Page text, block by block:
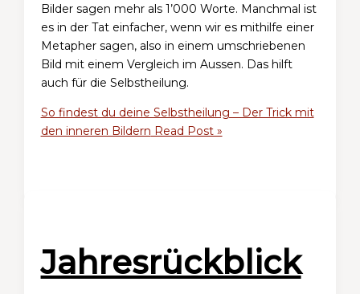
Bilder sagen mehr als 1’000 Worte. Manchmal ist
es in der Tat einfacher, wenn wir es mithilfe einer
Metapher sagen, also in einem umschriebenen
Bild mit einem Vergleich im Aussen. Das hilft
auch für die Selbstheilung.
So findest du deine Selbstheilung – Der Trick mit
den inneren Bildern Read Post »
Jahresrückblick